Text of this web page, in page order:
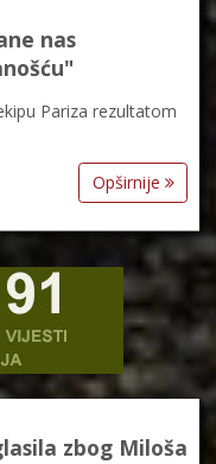
nas
Pariza rezultatom
Opširnije
zbog Miloša